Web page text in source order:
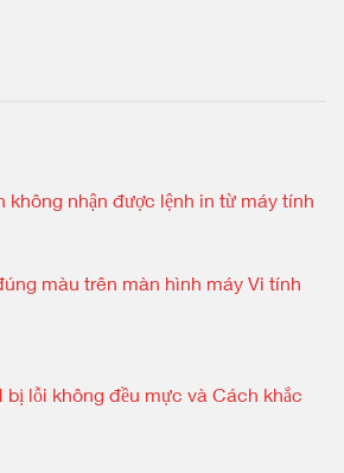
không nhận được lệnh in từ máy tính
màu trên màn hình máy Vi tính
bị lỗi không đều mực và Cách khắc